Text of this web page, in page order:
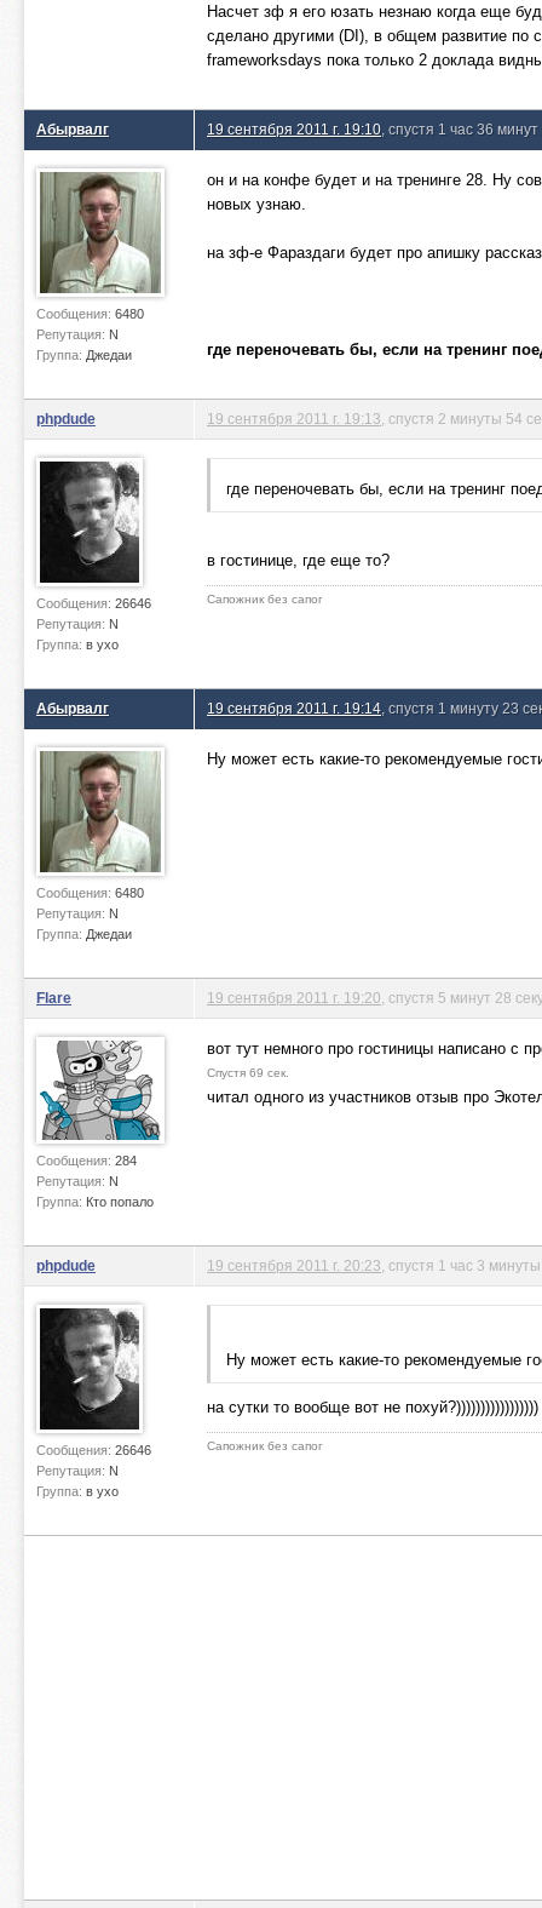
Насчет зф я его юзать незнаю когда еще
сделано другими (DI), в общем развитие по
frameworksdays пока только 2 доклада
Абырвалг
Сообщения: 6480
Репутация: N
Группа: Джедаи
19 сентября 2011 г. 19:10 , спустя 1 час 36
он и на конфе будет и на тренинге 28. Ну
новых узнаю.
на зф-е Фараздаги будет про апишку
где переночевать бы, если на тренинг
phpdude
Сообщения: 26646
Репутация: N
Группа: в ухо
19 сентября 2011 г. 19:13 , спустя 2 минуты 54
где переночевать бы, если на тренинг
в гостинице, где еще то?
Сапожник без сапог
Абырвалг
Сообщения: 6480
Репутация: N
Группа: Джедаи
19 сентября 2011 г. 19:14 , спустя 1 минуту 23
Ну может есть какие-то рекомендуемые
Flare
Сообщения: 284
Репутация: N
Группа: Кто попало
19 сентября 2011 г. 19:20 , спустя 5 минут 28
вот тут немного про гостиницы написано с
Спустя 69 сек.
читал одного из участников отзыв про
phpdude
Сообщения: 26646
Репутация: N
Группа: в ухо
19 сентября 2011 г. 20:23 , спустя 1 час 3
Ну может есть какие-то рекомендуемые
на сутки то вообще вот не
Сапожник без сапог